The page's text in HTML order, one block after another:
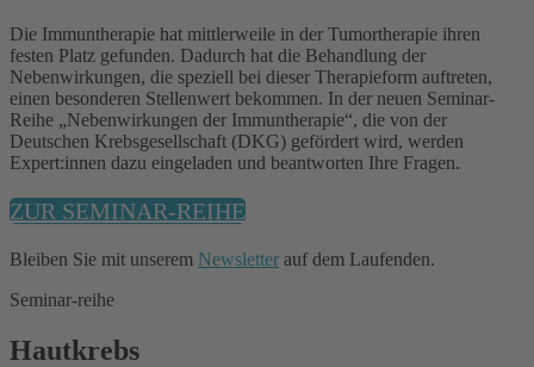
Die Immuntherapie hat mittlerweile in der Tumortherapie ihren
festen Platz gefunden. Dadurch hat die Behandlung der
Nebenwirkungen, die speziell bei dieser Therapieform auftreten,
einen besonderen Stellenwert bekommen. In der neuen Seminar-
Reihe „Nebenwirkungen der Immuntherapie“, die von der
Deutschen Krebsgesellschaft (DKG) gefördert wird, werden
Expert:innen dazu eingeladen und beantworten Ihre Fragen.
ZUR SEMINAR-REIHE
Bleiben Sie mit unserem Newsletter auf dem Laufenden.
Seminar-reihe
Hautkrebs